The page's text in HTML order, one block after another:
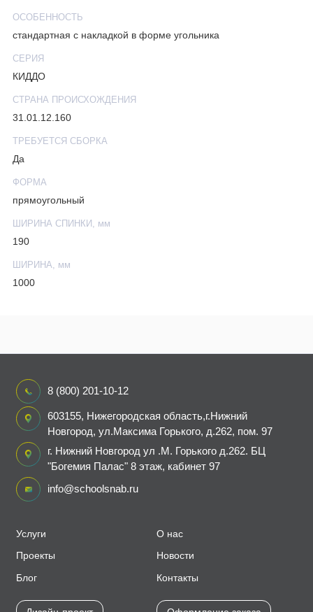
ОСОБЕННОСТЬ
стандартная c накладкой в форме угольника
СЕРИЯ
КИДДО
СТРАНА ПРОИСХОЖДЕНИЯ
31.01.12.160
ТРЕБУЕТСЯ СБОРКА
Да
ФОРМА
прямоугольный
ШИРИНА СПИНКИ, мм
190
ШИРИНА, мм
1000
Услуги
Проекты
Блог
О нас
Новости
Контакты
8 (800) 201-10-12
603155, Нижегородская область,г.Нижний
Новгород, ул.Максима Горького, д.262, пом. 97
г. Нижний Новгород ул .М. Горького д.262. БЦ
"Богемия Палас" 8 этаж, кабинет 97
info@schoolsnab.ru